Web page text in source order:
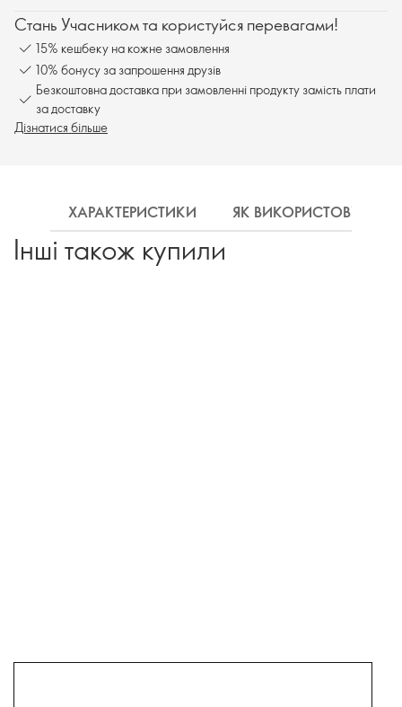
Стань Учасником та користуйся перевагами!
15% кешбеку на кожне замовлення
10% бонусу за запрошення друзів
Безкоштовна доставка при замовленні продукту замість плати
за доставку
Дізнатися більше
ХАРАКТЕРИСТИКИ ЯК ВИКОРИСТОВУВАТИ
Інші також купили